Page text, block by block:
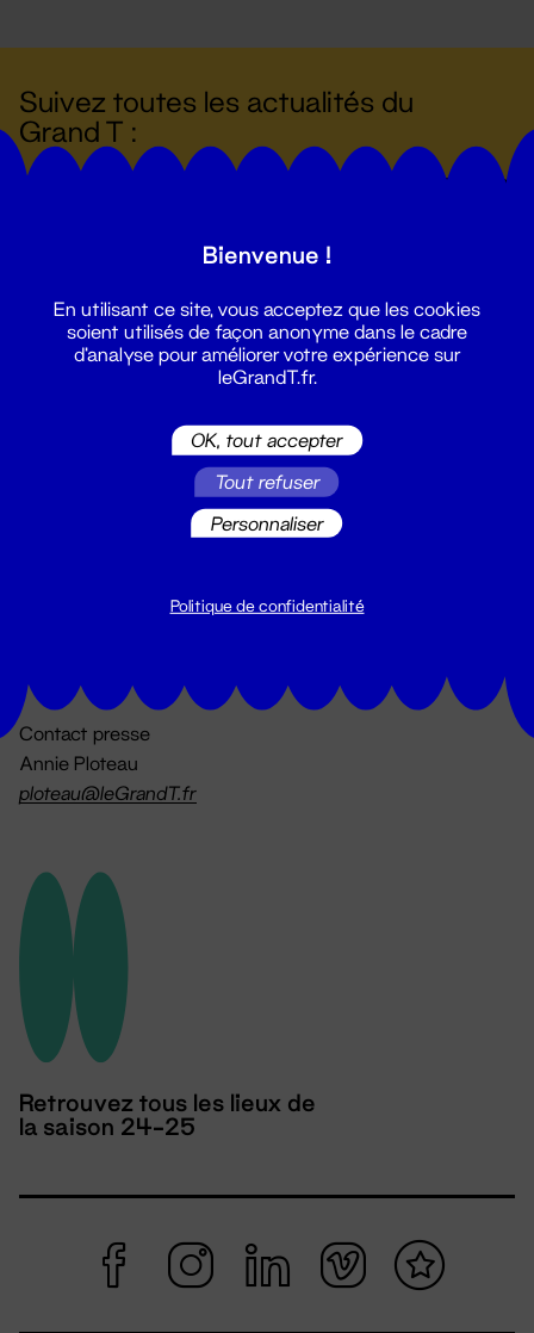
Suivez toutes les actualités du
Grand T :
billetterie@leGrandT.fr
Du lundi au vendredi 14h → 18h
Contact presse
Annie Ploteau
ploteau@leGrandT.fr
Retrouvez tous les lieux de
la saison 24-25
Bienvenue !
En utilisant ce site, vous acceptez que les cookies
soient utilisés de façon anonyme dans le cadre
d'analyse pour améliorer votre expérience sur
leGrandT.fr.
OK, tout accepter
Tout refuser
Personnaliser
Politique de confidentialité